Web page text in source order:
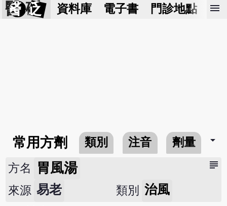
醫 砭 資料庫 電子書 門診地點 預
menu
常用方劑 類別 注音 劑量 arrow_drop_down
subject
方名 胃風湯
來源 易老 類別 治風